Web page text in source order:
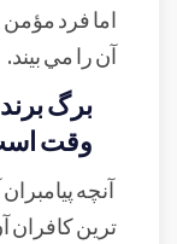
اما فرد
آن را مي بيند.
برگ
وقت
آنچه
ترين کافران